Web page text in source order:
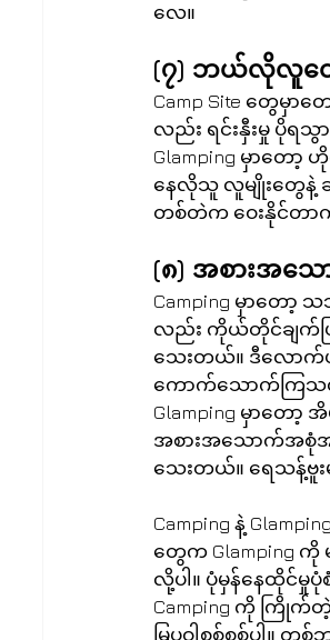
လေ။
(၇) ဘယ်လိုလူတွ
Camp Site တွေမှ
လည်း ရင်းနှီးမှု ပိုရသွ
Glamping မှာတော့
နေလိုသူ လူမျိုးတွေနဲ့
တစ်တဲက ဝေးနိုင်တာ
(၈) အစားအသေ
Camping မှာတော့
လည်း ကိုယ်တိုင်ချက်ပြု
သေးတယ်။ ဒီလောက်ပ
ကောက်သောက်ကြသ
Glamping မှာတော့
အစားအသောက်အစုံအ
သေးတယ်။ ရေသန့်ဗူး
Camping နဲ့
တွေက Glamping ကို
လို့ပါ။ ပုံမှန်နေထိုင်မှု
Camping ကို က
မြပုဝါစစ်စစ်ပါ။